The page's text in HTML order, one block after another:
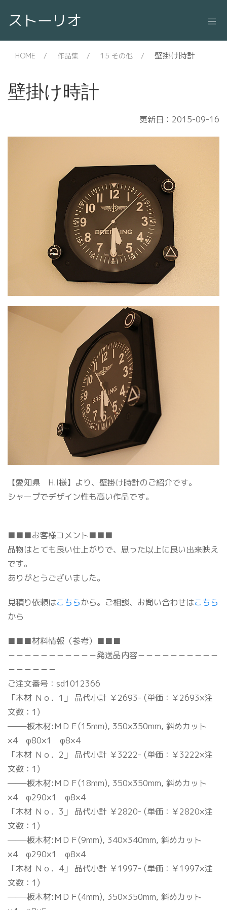
ストーリオ
HOME 作品集 15 その他 壁掛け時計
壁掛け時計
更新日：2015-09-16
【愛知県 H.I様】より、壁掛け時計のご紹介です。
シャープでデザイン性も高い作品です。
■■■お客様コメント■■■
品物はとても良い仕上がりで、思った以上に良い出来映え
です。
ありがとうございました。
見積り依頼はこちらから。ご相談、お問い合わせはこちら
から
■■■材料情報（参考）■■■
－－－－－－－－－－－発送品内容－－－－－－－－－－
－－－－－－
ご注文番号：sd1012366
「木材 Ｎｏ．1」 品代小計 ￥2693- (単価：￥2693×注
文数：1)
——–板木材:ＭＤＦ(15mm), 350×350mm, 斜めカット
×4 φ80×1 φ8×4
「木材 Ｎｏ．2」 品代小計 ￥3222- (単価：￥3222×注
文数：1)
——–板木材:ＭＤＦ(18mm), 350×350mm, 斜めカット
×4 φ290×1 φ8×4
「木材 Ｎｏ．3」 品代小計 ￥2820- (単価：￥2820×注
文数：1)
——–板木材:ＭＤＦ(9mm), 340×340mm, 斜めカット
×4 φ290×1 φ8×4
「木材 Ｎｏ．4」 品代小計 ￥1997- (単価：￥1997×注
文数：1)
——–板木材:ＭＤＦ(4mm), 350×350mm, 斜めカット